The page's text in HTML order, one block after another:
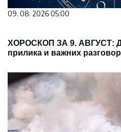
09. 08. 2026 05:00
ХОРОСКОП ЗА 9. АВГУСТ:
прилика и важних